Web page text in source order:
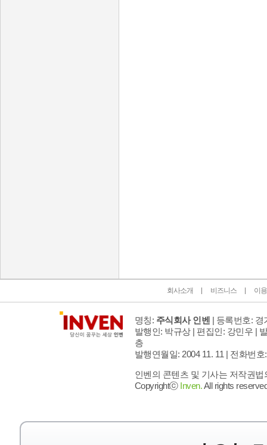
회사소개 비즈니스 이
명칭: 주식회사 인벤 | 등록번호: 경
발행인: 박규상 | 편집인: 강민우 |
층
발행연월일: 2004 11. 11 | 전화번호
인벤의 콘텐츠 및 기사는 저작권
Copyrightⓒ Inven.All rights